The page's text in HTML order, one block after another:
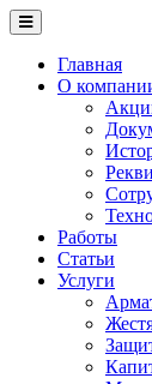
Перейти
к
основному
содержанию
Главная
О
Работы
Статьи
Услуги